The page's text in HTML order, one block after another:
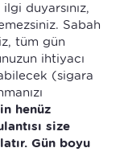
duyarsınız,
Sabah
tüm gün
ihtiyacı
(sigara
henüz
size
Gün boyu